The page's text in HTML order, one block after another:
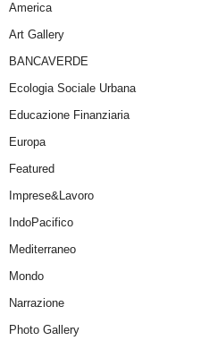
America
Art Gallery
BANCAVERDE
Ecologia Sociale Urbana
Educazione Finanziaria
Europa
Featured
Imprese&Lavoro
IndoPacifico
Mediterraneo
Mondo
Narrazione
Photo Gallery